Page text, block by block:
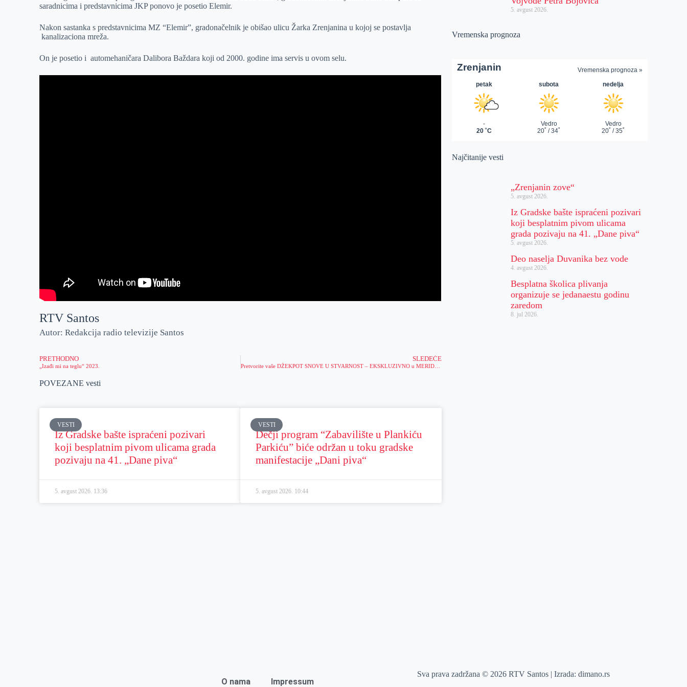
p
p
l
saradnicima i predstavnicima JKP ponovo je posetio Elemir.
Nakon sastanka s predstavnicima MZ “Elemir”, gradonačelnik je obišao ulicu Žarka Zrenjanina u kojoj se postavlja
kanalizaciona mreža.
On je posetio i automehaničara Dalibora Baždara koji od 2000. godine ima servis u ovom selu.
RTV Santos
Autor: Redakcija radio televizije Santos
PRETHODNO
„Izađi mi na teglu“ 2023.
SLEDEĆE
Pretvorite vaše DŽEKPOT SNOVE U STVARNOST – EKSKLUZIVNO u MERIDIANU!
POVEZANE vesti
VESTI
Iz Gradske bašte ispraćeni pozivari
koji besplatnim pivom ulicama grada
pozivaju na 41. „Dane piva“
5. avgust 2026. 13:36
VESTI
Dečji program “Zabavilište u Plankiću
Parkiću” biće održan u toku gradske
manifestacije „Dani piva“
5. avgust 2026. 10:44
5. avgust 2026.
Vremenska prognoza
Najčitanije vesti
„Zrenjanin zove“
5. avgust 2026.
Iz Gradske bašte ispraćeni pozivari
koji besplatnim pivom ulicama
grada pozivaju na 41. „Dane piva“
5. avgust 2026.
Deo naselja Duvanika bez vode
4. avgust 2026.
Besplatna školica plivanja
organizuje se jedanaestu godinu
zaredom
8. jul 2026.
O nama Impressum
Sva prava zadržana © 2026 RTV Santos | Izrada:dimano.rs